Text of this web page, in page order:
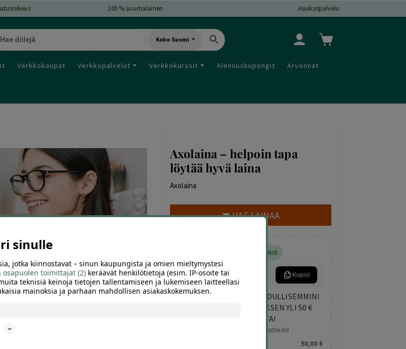
100 % suomalainen Asiakaspalvelu
Koko Suomi
Verkkokaupat Verkkopalvelut Verkkokurssit Alennuskupongit Arvonnat
Axolaina – helpoin tapa
löytää hyvä laina
Axolaina
HAE LAINAA
LISÄALENNUS
KESA5 Kopioi
NAPPAA KESÄN DIILIT EDULLISEMMIN!
SAAT 5 € LISÄALENNUKSEN YLI 50 €
OSTOKSESTA!
Koskee valittuja tuotteita
50,00 €
sinulle
jotka kiinnostavat – sinun kaupungista ja omien mieltymystesi
osapuolen toimittajat (2) keräävät henkilötietoja (esim. IP-osoite tai
teknisiä keinoja tietojen tallentamiseen ja lukemiseen laitteellasi
mainoksia ja parhaan mahdollisen asiakaskokemuksen.